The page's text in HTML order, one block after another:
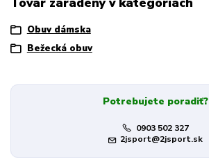
Obuv dámska
Bežecká obuv
Potrebujete poradiť?
0903 502 327
2jsport@2jsport.sk